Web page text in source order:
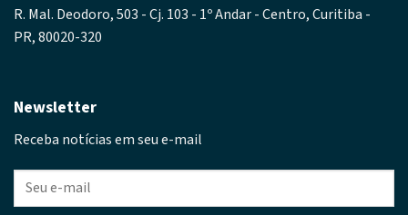
R. Mal. Deodoro, 503 - Cj. 103 - 1º Andar - Centro, Curitiba -
PR, 80020-320
Newsletter
Receba notícias em seu e-mail